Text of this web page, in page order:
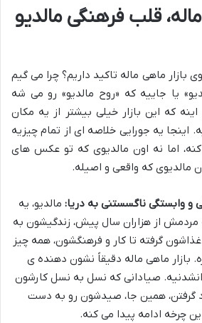
ماله، قلب فرهنگی مالدیو
بازار ماهی ماله تاکید داریم؟ چرا می گیم
یا جاییه که «روح مالدیو» رو می شه
که این بازار خیلی بیشتر از یه مکان
اینجا یه جورایی خلاصه ای از تمام چیزیه
اما نه اون مالدیوی که تو عکس های
مالدیوی که واقعی و اصیله.
و وابستگی ناگسستنی به دریا: مالدیو، یه
مردمش از هزاران سال پیش، زندگیشون به
گرفته تا کار و فرهنگشون، همه چیز
بازار ماهی ماله دقیقاً نشون دهنده ی
صیادانی که نسل به نسل کارشون
گرفتن، همین جا، صیدشون رو به دست
چرخه ادامه پیدا می کنه.